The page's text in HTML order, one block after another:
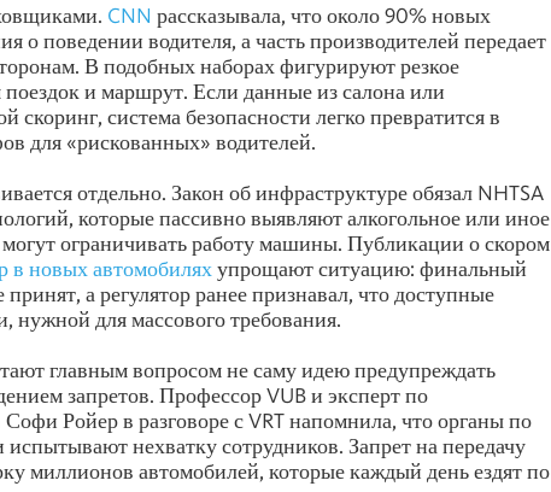
CNN рассказывала, что около 90% новых
о поведении водителя, а часть производителей передает
В подобных наборах фигурируют резкое
и маршрут. Если данные из салона или
скоринг, система безопасности легко превратится в
для «рискованных» водителей.
отдельно. Закон об инфраструктуре обязал NHTSA
которые пассивно выявляют алкогольное или иное
могут ограничивать работу машины. Публикации о скором
в новых автомобиляхупрощают ситуацию: финальный
а регулятор ранее признавал, что доступные
нужной для массового требования.
главным вопросом не саму идею предупреждать
запретов. Профессор VUB и эксперт по
Ройер в разговоре с VRT напомнила, что органы по
нехватку сотрудников. Запрет на передачу
миллионов автомобилей, которые каждый день ездят по